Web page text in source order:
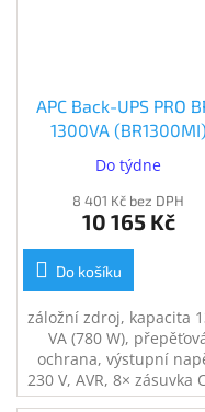
APC Back-UPS PRO
1300VA (BR1300MI)
Do týdne
8 401 Kč bez DPH
10 165 Kč
Do košíku
záložní zdroj, kapacita
VA (780 W),
ochrana, výstupní
230 V, AVR, 8× zásuvka
zajistí napájení při